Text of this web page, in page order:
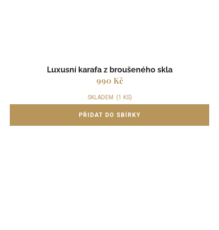
Luxusní karafa z broušeného skla
990 Kč
SKLADEM (1 KS)